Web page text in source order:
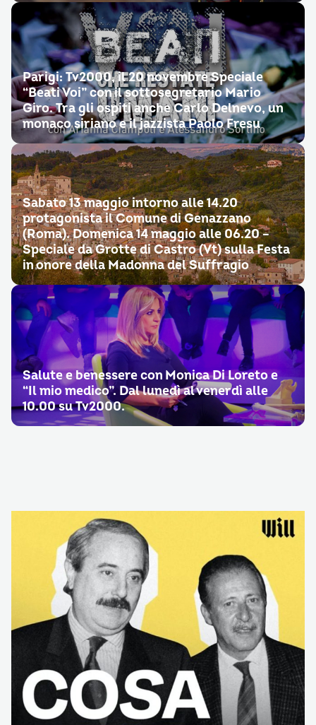
Parigi: Tv2000, il 20 novembre Speciale
“Beati Voi” con il sottosegretario Mario
Giro. Tra gli ospiti anche Carlo Delnevo, un
monaco siriano e il jazzista Paolo Fresu
Sabato 13 maggio intorno alle 14.20
protagonista il Comune di Genazzano
(Roma). Domenica 14 maggio alle 06.20 –
Speciale da Grotte di Castro (Vt) sulla Festa
in onore della Madonna del Suffragio
Salute e benessere con Monica Di Loreto e
“Il mio medico”. Dal lunedì al venerdì alle
10.00 su Tv2000.